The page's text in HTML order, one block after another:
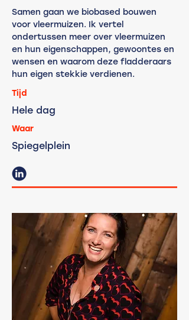
Samen gaan we biobased bouwen
voor vleermuizen. Ik vertel
ondertussen meer over vleermuizen
en hun eigenschappen, gewoontes en
wensen en waarom deze fladderaars
hun eigen stekkie verdienen.
Tijd
Hele dag
Waar
Spiegelplein